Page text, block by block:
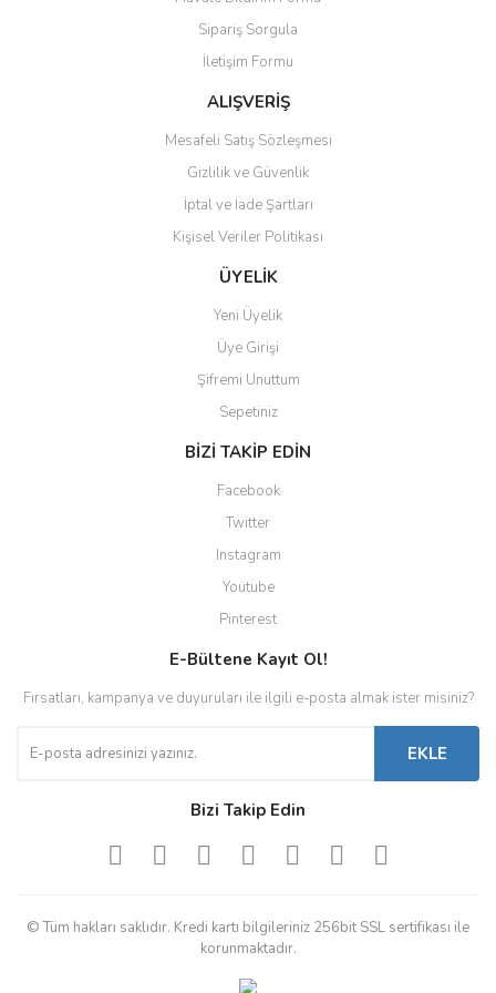
Ürün bilgilerinde hatalar bulunuyor.
Ürün fiyatı diğer sitelerden daha pahalı.
Bu ürüne benzer farklı alternatifler olmalı.
Gönder
Sipariş Sorgula
İletişim Formu
ALIŞVERİŞ
Mesafeli Satış Sözleşmesi
Gizlilik ve Güvenlik
İptal ve İade Şartları
Kişisel Veriler Politikası
ÜYELİK
Yeni Üyelik
Üye Girişi
Şifremi Unuttum
Sepetiniz
BİZİ TAKİP EDİN
Facebook
Twitter
Instagram
Youtube
Pinterest
E-Bültene Kayıt Ol!
Fırsatları, kampanya ve duyuruları ile ilgili e-posta almak ister misiniz?
EKLE
Bizi Takip Edin
© Tüm hakları saklıdır. Kredi kartı bilgileriniz 256bit SSL sertifikası ile
korunmaktadır.